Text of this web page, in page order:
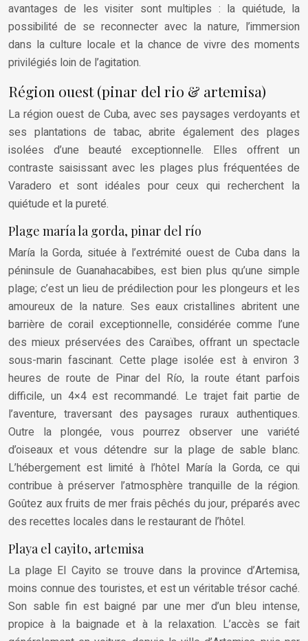
avantages de les visiter sont multiples : la quiétude, la
possibilité de se reconnecter avec la nature, l’immersion
dans la culture locale et la chance de vivre des moments
privilégiés loin de l’agitation.
Région ouest (pinar del rio & artemisa)
La région ouest de Cuba, avec ses paysages verdoyants et
ses plantations de tabac, abrite également des plages
isolées d’une beauté exceptionnelle. Elles offrent un
contraste saisissant avec les plages plus fréquentées de
Varadero et sont idéales pour ceux qui recherchent la
quiétude et la pureté.
Plage maría la gorda, pinar del río
María la Gorda, située à l’extrémité ouest de Cuba dans la
péninsule de Guanahacabibes, est bien plus qu’une simple
plage; c’est un lieu de prédilection pour les plongeurs et les
amoureux de la nature. Ses eaux cristallines abritent une
barrière de corail exceptionnelle, considérée comme l’une
des mieux préservées des Caraïbes, offrant un spectacle
sous-marin fascinant. Cette plage isolée est à environ 3
heures de route de Pinar del Río, la route étant parfois
difficile, un 4×4 est recommandé. Le trajet fait partie de
l’aventure, traversant des paysages ruraux authentiques.
Outre la plongée, vous pourrez observer une variété
d’oiseaux et vous détendre sur la plage de sable blanc.
L’hébergement est limité à l’hôtel María la Gorda, ce qui
contribue à préserver l’atmosphère tranquille de la région.
Goûtez aux fruits de mer frais pêchés du jour, préparés avec
des recettes locales dans le restaurant de l’hôtel.
Playa el cayito, artemisa
La plage El Cayito se trouve dans la province d’Artemisa,
moins connue des touristes, et est un véritable trésor caché.
Son sable fin est baigné par une mer d’un bleu intense,
propice à la baignade et à la relaxation. L’accès se fait